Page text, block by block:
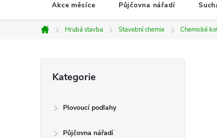
Akce měsíce Půjčovna nářadí
Domů
Hrubá stavba Stavební chemie Chemické
kategorie
Kategorie
Plovoucí podlahy
Půjčovna nářadí